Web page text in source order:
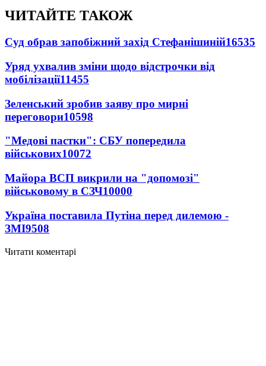
ЧИТАЙТЕ ТАКОЖ
Суд обрав запобіжний захід Стефанішиній16535
Уряд ухвалив зміни щодо відстрочки від
мобілізації11455
Зеленський зробив заяву про мирні
переговори10598
"Медові пастки": СБУ попередила
військових10072
Майора ВСП викрили на "допомозі"
військовому в СЗЧ10000
Україна поставила Путіна перед дилемою -
ЗМІ9508
Читати коментарі